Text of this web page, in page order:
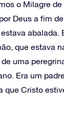
o Milagre
Deus a fim
abalada.
que estava
uma
Era um
que Cristo